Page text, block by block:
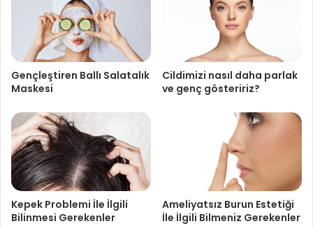
Gençleştiren Ballı Salatalık
Maskesi
Cildimizi nasıl daha parlak
ve genç gösteririz?
Kepek Problemi İle İlgili
Bilinmesi Gerekenler
Ameliyatsız Burun Estetiği
İle İlgili Bilmeniz Gerekenler